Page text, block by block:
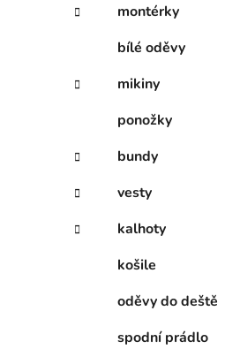
r
n
a
e
l
o
e
montérky
bílé oděvy
mikiny
ponožky
bundy
vesty
kalhoty
košile
oděvy do deště
spodní prádlo